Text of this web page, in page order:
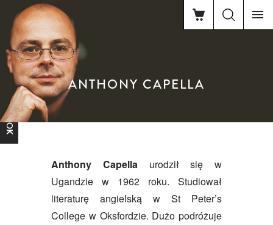
ANTHONY CAPELLA
FACEBOOK
Anthony Capellaurodził się w
Ugandzie w 1962 roku. Studiował
literaturę angielską w St Peter’s
College w Oksfordzie. Dużo podróżuje